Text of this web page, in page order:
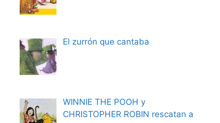
El zurrón que cantaba
WINNIE THE POOH y
CHRISTOPHER ROBIN rescatan a